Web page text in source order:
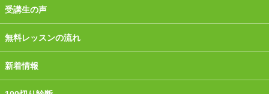
受講生の声
無料レッスンの流れ
新着情報